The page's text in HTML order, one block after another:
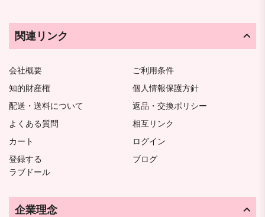
関連リンク
会社概要
ご利用条件
知的財産権
個人情報保護方針
配送・送料について
返品・交換ポリシー
よくある質問
相互リンク
カート
ログイン
登録する
ブログ
ラブドール
企業理念